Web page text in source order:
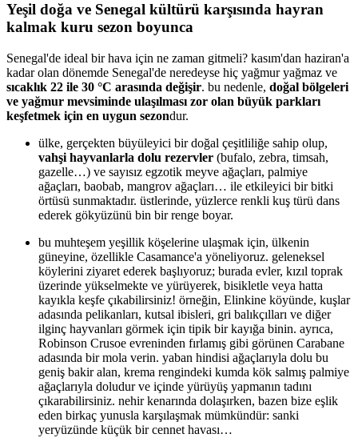
Yeşil doğa ve Senegal kültürü karşısında hayran
kalmak kuru sezon boyunca
Senegal'de ideal bir hava için ne zaman gitmeli? kasım'dan haziran'a
kadar olan dönemde Senegal'de neredeyse hiç yağmur yağmaz ve
sıcaklık 22 ile 30 °C arasında değişir. bu nedenle, doğal bölgeleri
ve yağmur mevsiminde ulaşılması zor olan büyük parkları
keşfetmek için en uygun sezondur.
ülke, gerçekten büyüleyici bir doğal çeşitliliğe sahip olup,
vahşi hayvanlarla dolu rezervler (bufalo, zebra, timsah,
gazelle…) ve sayısız egzotik meyve ağaçları, palmiye
ağaçları, baobab, mangrov ağaçları… ile etkileyici bir bitki
örtüsü sunmaktadır. üstlerinde, yüzlerce renkli kuş türü dans
ederek gökyüzünü bin bir renge boyar.
bu muhteşem yeşillik köşelerine ulaşmak için, ülkenin
güneyine, özellikle Casamance'a yöneliyoruz. geleneksel
köylerini ziyaret ederek başlıyoruz; burada evler, kızıl toprak
üzerinde yükselmekte ve yürüyerek, bisikletle veya hatta
kayıkla keşfe çıkabilirsiniz! örneğin, Elinkine köyünde, kuşlar
adasında pelikanları, kutsal ibisleri, gri balıkçılları ve diğer
ilginç hayvanları görmek için tipik bir kayığa binin. ayrıca,
Robinson Crusoe evreninden fırlamış gibi görünen Carabane
adasında bir mola verin. yaban hindisi ağaçlarıyla dolu bu
geniş bakir alan, krema rengindeki kumda kök salmış palmiye
ağaçlarıyla doludur ve içinde yürüyüş yapmanın tadını
çıkarabilirsiniz. nehir kenarında dolaşırken, bazen bize eşlik
eden birkaç yunusla karşılaşmak mümkündür: sanki
yeryüzünde küçük bir cennet havası…